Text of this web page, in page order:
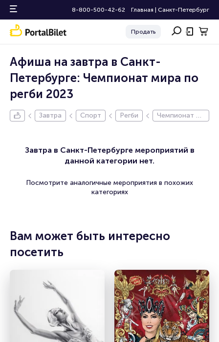
8-800-500-42-62 Главная Санкт-Петербург
Продать
Афиша на завтра в Санкт-
Петербурге: Чемпионат мира по
регби 2023
Завтра Спорт Регби
Чемпионат ми
Завтра в Санкт-Петербурге мероприятий в
данной категории нет.
Посмотрите аналогичные мероприятия в похожих
категориях
Вам может быть интересно
посетить